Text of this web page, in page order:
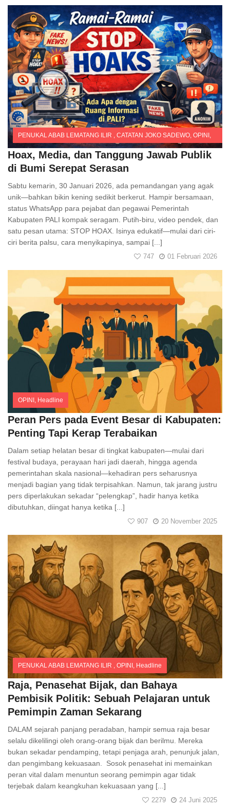
PENUKAL ABAB LEMATANG ILIR CATATAN JOKO SADEWO OPINI
Headline
Comments
Hoax, Media, dan Tanggung Jawab Publik
di Bumi Serepat Serasan
Sabtu kemarin, 30 Januari 2026, ada pemandangan yang agak
unik—bahkan bikin kening sedikit berkerut. Hampir bersamaan,
status WhatsApp para pejabat dan pegawai Pemerintah
Kabupaten PALI kompak seragam. Putih-biru, video pendek, dan
satu pesan utama: STOP HOAX. Isinya edukatif—mulai dari ciri-
ciri berita palsu, cara menyikapinya, sampai [...]
01 Februari 2026
747
OPINI , Headline
Comments
Peran Pers pada Event Besar di Kabupaten:
Penting Tapi Kerap Terabaikan
Dalam setiap helatan besar di tingkat kabupaten—mulai dari
festival budaya, perayaan hari jadi daerah, hingga agenda
pemerintahan skala nasional—kehadiran pers seharusnya
menjadi bagian yang tidak terpisahkan. Namun, tak jarang justru
pers diperlakukan sekadar “pelengkap”, hadir hanya ketika
dibutuhkan, diingat hanya ketika [...]
20 November 2025
907
PENUKAL ABAB LEMATANG ILIR , OPINI, Headline
Comments
Raja, Penasehat Bijak, dan Bahaya
Pembisik Politik: Sebuah Pelajaran untuk
Pemimpin Zaman Sekarang
DALAM sejarah panjang peradaban, hampir semua raja besar
selalu dikelilingi oleh orang-orang bijak dan berilmu. Mereka
bukan sekadar pendamping, tetapi penjaga arah, penunjuk jalan,
dan pengimbang kekuasaan. Sosok penasehat ini memainkan
peran vital dalam menuntun seorang pemimpin agar tidak
terjebak dalam keangkuhan kekuasaan yang [...]
24 Juni 2025
2279